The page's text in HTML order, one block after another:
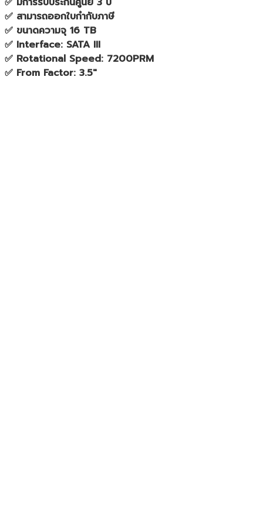
✅ สามารถออกใบกำกับภาษี
✅ ขนาดความจุ 16 TB
✅ Interface: SATA III
✅ Rotational Speed: 7200PRM
✅ From Factor: 3.5″